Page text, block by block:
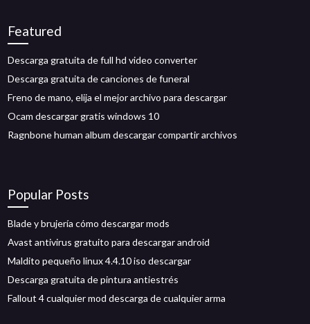
Featured
Descarga gratuita de full hd video converter
Descarga gratuita de canciones de funeral
Freno de mano, elija el mejor archivo para descargar
Ocam descargar gratis windows 10
Ragnbone human album descargar compartir archivos
Popular Posts
Blade y brujería cómo descargar mods
Avast antivirus gratuito para descargar android
Maldito pequeño linux 4.4.10 iso descargar
Descarga gratuita de pintura antiestrés
Fallout 4 cualquier mod descarga de cualquier arma